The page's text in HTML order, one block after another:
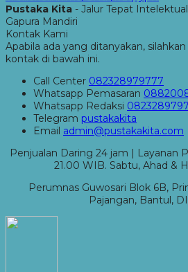
Pustaka Kita - Jalur Tepat
Gapura Mandiri
Kontak Kami
Apabila ada yang ditanyakan,
kontak di bawah ini.
Call Center 082328979777
Whatsapp Pemasaran
Whatsapp Redaksi
Telegram pustakakita
Email admin@pustakakita.com
Penjualan Daring 24 jam | Layanan
21.00 WIB. Sabtu, Ahad &
Perumnas Guwosari Blok 6B,
Pajangan, Bantul,